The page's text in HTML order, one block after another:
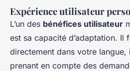
Expérience utilisateur
L’un des bénéfices utilisateur
est sa capacité d’adaptation. Il
directement dans votre
prenant en compte des